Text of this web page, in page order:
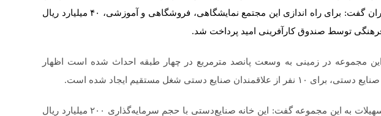
افتتاح این مجموعه به خبرنگاران گفت: برای راه اندازی این مجتمع نمایشگاهی، فروشگاهی و آموزشی، ۴۰ میلیارد ریال
فرهنگی توسط صندوق کارآفرینی امید پرداخت شد.
این مجموعه در زمینی به وسعت پانصد مترمربع در چهار طبقه احداث شده است اظهار
صنایع دستی شغل مستقیم ایجاد شده است.
او در خصوص جزئیات ارائه تسهیلات به این مجموعه گفت: این خانه صنایع‌دستی با حجم سرمایه‌گذاری ۲۰۰ میلیارد ریال